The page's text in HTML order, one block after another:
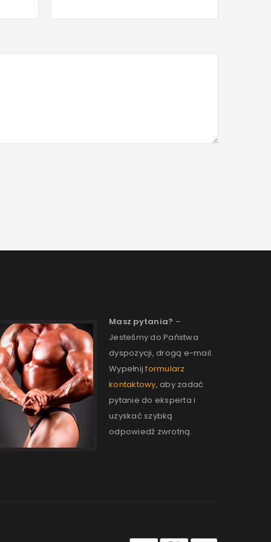
Masz pytania? –
Jesteśmy do Państwa
dyspozycji, drogą e-mail.
Wypełnijformularz
kontaktowy, aby zadać
pytanie do eksperta i
uzyskać szybką
odpowiedź zwrotną.